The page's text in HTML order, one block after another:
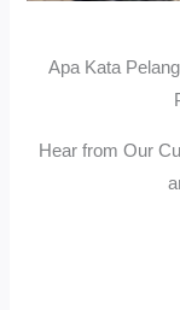
Apa Kata
Hear from Our